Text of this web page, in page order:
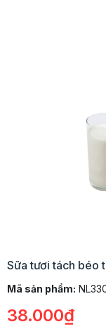
Sữa tươi tách béo
Mã sản phẩm:
38.000₫